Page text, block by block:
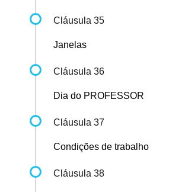
Cláusula 35
Janelas
Cláusula 36
Dia do PROFESSOR
Cláusula 37
Condições de trabalho
Cláusula 38